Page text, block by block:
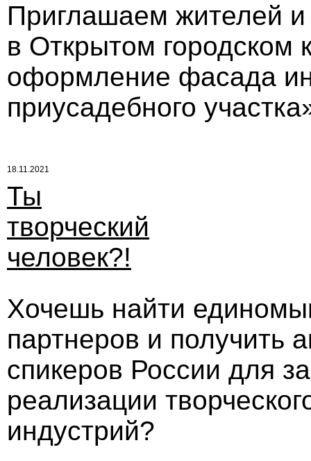
Приглашаем жителей и
в Открытом городском
оформление фасада
приусадебного
18.11.2021
Ты
творческий
человек?!
Хочешь найти
партнеров и получить
спикеров России для
реализации
индустрий?